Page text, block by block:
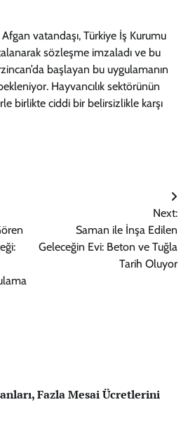
vatandaşı, Türkiye İş Kurumu
sözleşme imzaladı ve bu
başlayan bu uygulamanın
Hayvancılık sektörünün
birlikte ciddi bir belirsizlikle karşı
Next:
Saman ile İnşa Edilen
Geleceğin Evi: Beton ve Tuğla
Tarih Oluyor
Fazla Mesai Ücretlerini